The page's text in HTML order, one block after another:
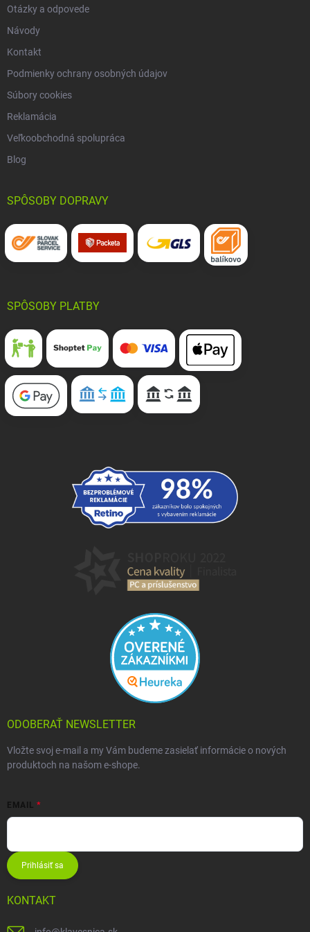
Otázky a odpovede
Návody
Kontakt
Podmienky ochrany osobných údajov
Súbory cookies
Reklamácia
Veľkoobchodná spolupráca
Blog
SPÔSOBY DOPRAVY
SPÔSOBY PLATBY
ODOBERAŤ NEWSLETTER
Vložte svoj e-mail a my Vám budeme zasielať informácie o nových
produktoch na našom e-shope.
EMAIL
Prihlásiť sa
KONTAKT